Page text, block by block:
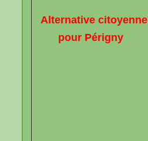
Alternative citoyenne
pour Périgny